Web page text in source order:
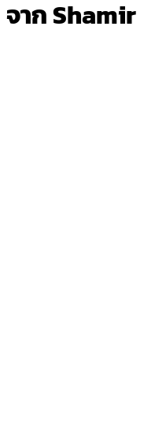
จาก Shamir